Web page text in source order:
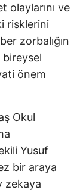
olaylarını ve
risklerini
zorbalığın
bireysel
önem
Okul
Yusuf
bir araya
zekaya